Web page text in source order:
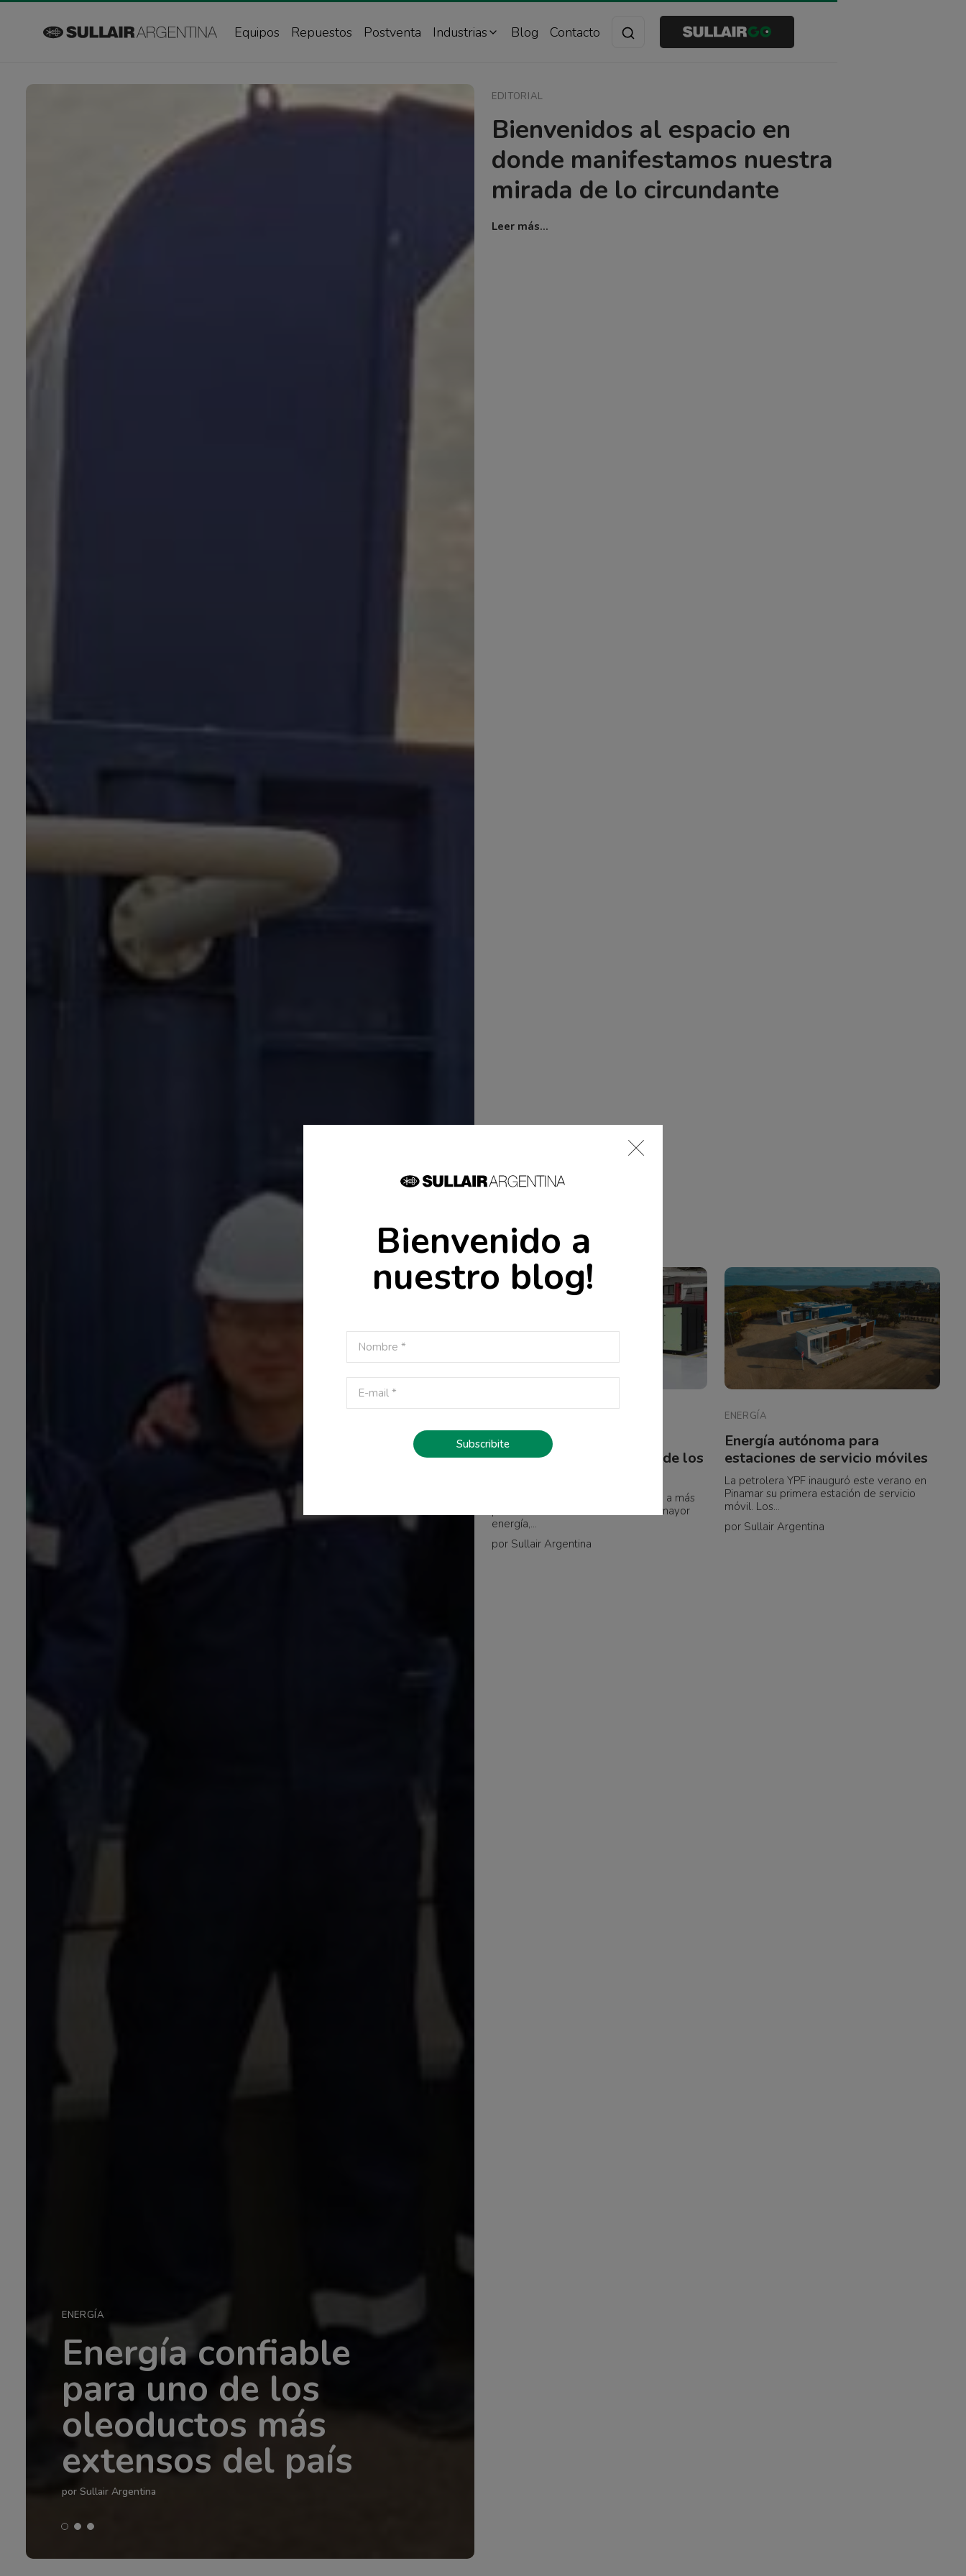
Equipos Repuestos Postventa Industrias Blog Contacto Buscar
AIRE COMPRIMIDO
Compresores de
aire: los elementos
que impactan en la
eficiencia
por Sullair Argentina
EDITORIAL
Bienvenidos al espacio en
donde manifestamos nuestra
mirada de lo circundante
Leer más...
¿Por qué es clave regular
correctamente la presión de los
Si los compresores de aire trabajan a más
presión de la necesaria consumen mayor
energía,...
por Sullair Argentina
ENERGÍA
Energía autónoma para
estaciones de servicio móviles
La petrolera YPF inauguró este verano en
Pinamar su primera estación de servicio
móvil. Los...
por Sullair Argentina
Bienvenido a
nuestro blog!
Subscribite